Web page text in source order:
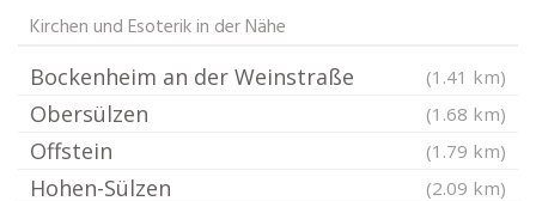
Kirchen und Esoterik in der Nähe
Bockenheim an der Weinstraße (1.41 km)
Obersülzen (1.68 km)
Offstein (1.79 km)
Hohen-Sülzen (2.09 km)